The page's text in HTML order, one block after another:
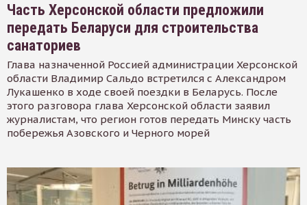
Часть Херсонской области предложили
передать Беларуси для строительства
санаториев
Глава назначенной Россией администрации Херсонской
области Владимир Сальдо встретился с Александром
Лукашенко в ходе своей поездки в Беларусь. После
этого разговора глава Херсонской области заявил
журналистам, что регион готов передать Минску часть
побережья Азовского и Черного морей